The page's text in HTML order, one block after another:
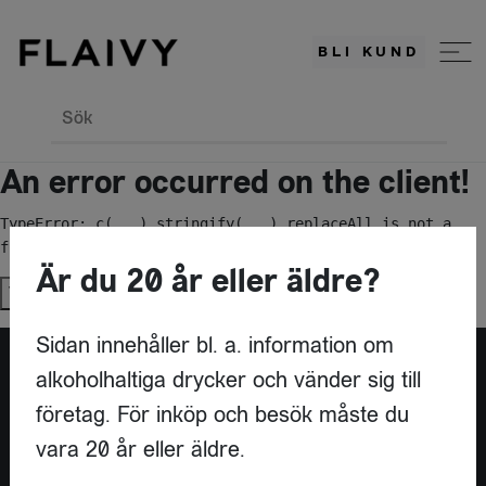
BLI KUND
Sök
An error occurred on the client!
TypeError: c(...).stringify(...).replaceAll is not a
function
Try again
Är du leverantör?
Är du 20 år eller äldre?
Sidan innehåller bl. a. information om
alkoholhaltiga drycker och vänder sig till
företag. För inköp och besök måste du
vara 20 år eller äldre.